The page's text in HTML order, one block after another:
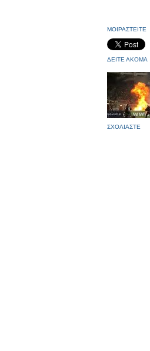
ΜΟΙΡΑΣΤΕΙΤΕ
ΔΕΙΤΕ ΑΚΟΜΑ
ΣΧΟΛΙΑΣΤΕ